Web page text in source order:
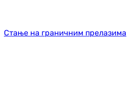
Стање на граничним прелазима